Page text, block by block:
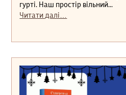
гурті. Наш простір вільний...
Читати далі…